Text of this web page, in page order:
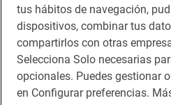
tus hábitos de navegación,
dispositivos, combinar tus
compartirlos con otras
Selecciona Solo necesarias
opcionales. Puedes gestionar
en Configurar preferencias.